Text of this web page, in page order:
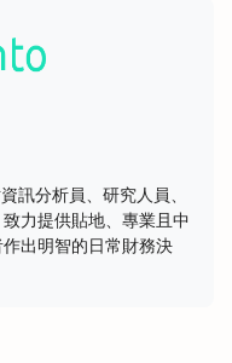
訊分析員、研究人員、
力提供貼地、專業且中
出明智的日常財務決